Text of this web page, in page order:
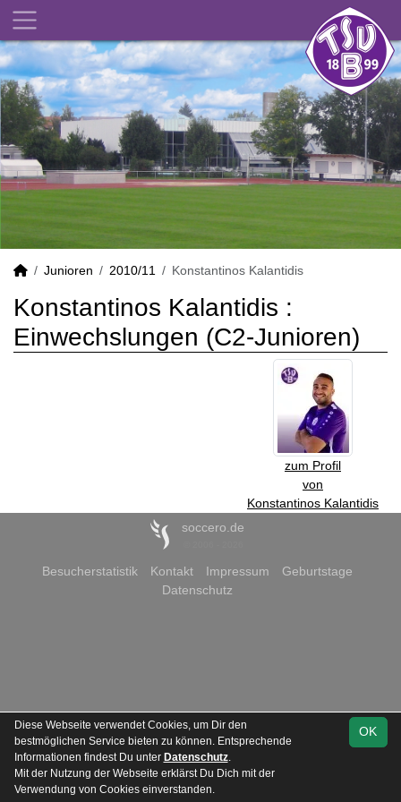
Junioren 2010/11 Konstantinos Kalantidis
Konstantinos Kalantidis :
Einwechslungen (C2-Junioren)
zum Profil
von
Konstantinos Kalantidis
soccero.de
Besucherstatistik Kontakt Impressum
Geburtstage
Datenschutz
OK
Diese Webseite verwendet Cookies, um Dir den
bestmöglichen Service bieten zu können. Entsprechende
Informationen findest Du unter Datenschutz.
Mit der Nutzung der Webseite erklärst Du Dich mit der
Verwendung von Cookies einverstanden.